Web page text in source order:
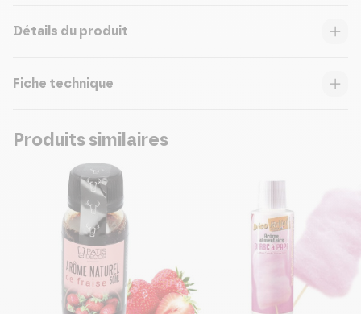
Détails du produit
Fiche technique
Produits similaires